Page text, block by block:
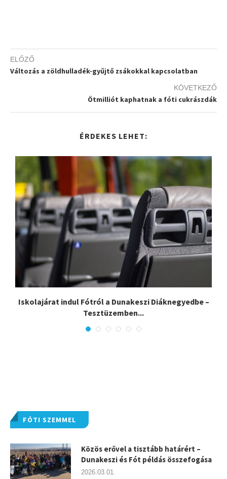
ELŐZŐ
Változás a zöldhulladék-gyűjtő zsákokkal kapcsolatban
KÖVETKEZŐ
Ötmilliót kaphatnak a fóti cukrászdák
ÉRDEKES LEHET:
Iskolajárat indul Fótról a Dunakeszi Diáknegyedbe –
Tesztüzemben...
FÓTI SZEMMEL
Közös erővel a tisztább határért –
Dunakeszi és Fót példás összefogása
2026.03.01.